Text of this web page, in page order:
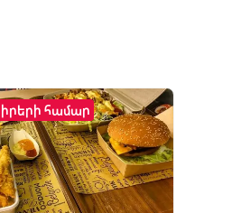
իրերի համար